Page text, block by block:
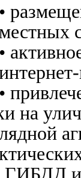
•⁠
•⁠
•⁠
на